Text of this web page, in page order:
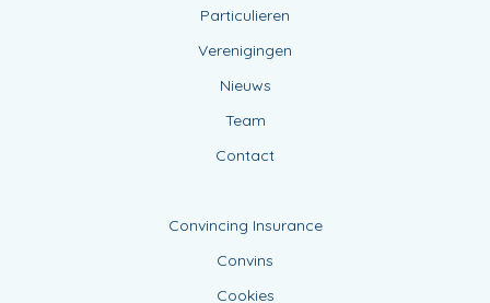
Particulieren
Verenigingen
Nieuws
Team
Contact
Convincing Insurance
Convins
Cookies